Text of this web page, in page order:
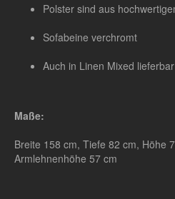
Polster sind aus
Sofabeine verchromt
Auch in Linen Mixed lieferbar
Maße:
Breite 158 cm, Tiefe 82 cm, Höhe
Armlehnenhöhe 57 cm